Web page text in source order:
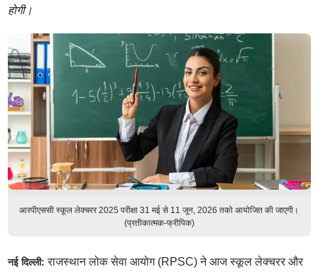
होगी।
आरपीएससी स्कूल लेक्चरर 2025 परीक्षा 31 मई से 11 जून, 2026 तको आयोजित की जाएगी।
(प्रतीकात्मक-फ्रीपिक)
नई दिल्ली:राजस्थान लोक सेवा आयोग (RPSC) ने आज स्कूल लेक्चरर और